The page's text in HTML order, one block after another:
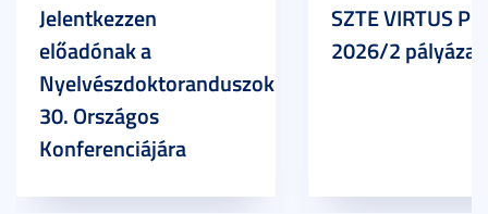
Jelentkezzen
előadónak a
Nyelvészdoktoranduszok
30. Országos
Konferenciájára
SZTE VIRTUS
2026/2